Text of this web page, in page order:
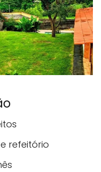
refeitório